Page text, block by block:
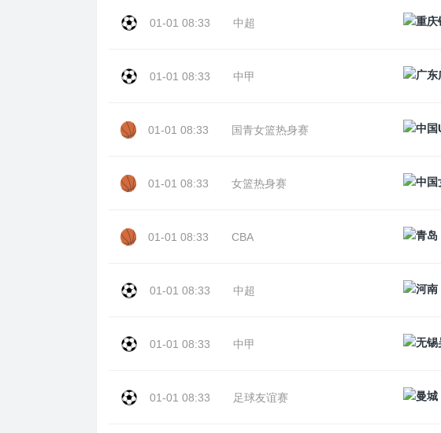
01-01 08:33 中超
01-01 08:33 中甲
01-01 08:33 国青女篮热身赛
01-01 08:33 女篮热身赛
01-01 08:33 CBA
01-01 08:33 中超
01-01 08:33 中甲
01-01 08:33 足球友谊赛